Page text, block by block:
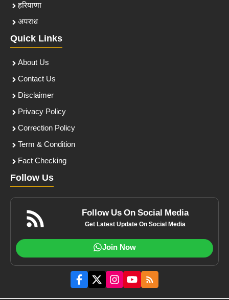
हरियाणा
अपराध
Quick Links
About Us
Contact Us
Disclaimer
Privacy Policy
Correction Policy
Term & Condition
Fact Checking
Follow Us
Follow Us On Social Media
Get Latest Update On Social Media
Join Now